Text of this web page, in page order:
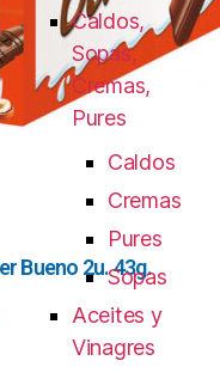
Bueno 2u. 43g.
Caldos,
Sopas,
Cremas,
Pures
Caldos
Cremas
Pures
Sopas
Aceites y
Vinagres